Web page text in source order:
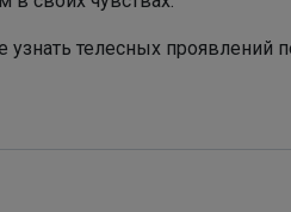
телесных проявлений